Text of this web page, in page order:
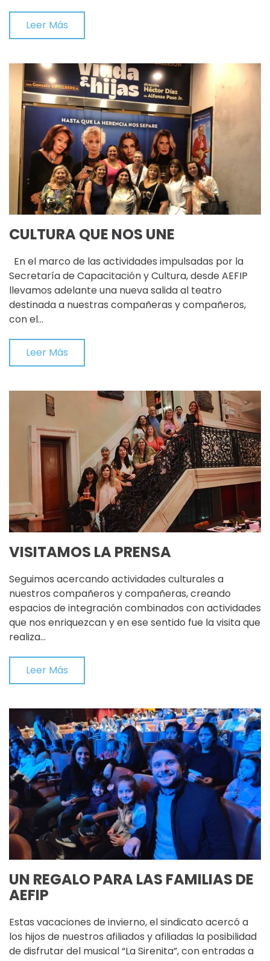
Leer Más
CULTURA QUE NOS UNE
En el marco de las actividades impulsadas por la
Secretaría de Capacitación y Cultura, desde AEFIP
llevamos adelante una nueva salida al teatro
destinada a nuestras compañeras y compañeros,
con el…
Leer Más
VISITAMOS LA PRENSA
Seguimos acercando actividades culturales a
nuestros compañeros y compañeras, creando
espacios de integración combinados con actividades
que nos enriquezcan y en ese sentido fue la visita que
realiza…
Leer Más
UN REGALO PARA LAS FAMILIAS DE
AEFIP
Estas vacaciones de invierno, el sindicato acercó a
los hijos de nuestros afiliados y afiliadas la posibilidad
de disfrutar del musical “La Sirenita”, con entradas a